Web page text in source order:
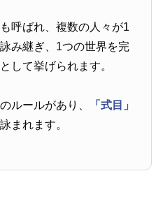
呼ばれ、複数の人々が1
み継ぎ、1つの世界を完
して挙げられます。
ルールがあり、
「式目」
まれます。